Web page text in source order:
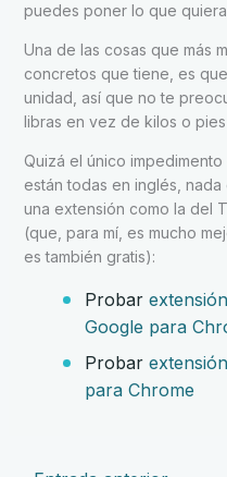
puedes poner lo que
Una de las cosas que más
concretos que tiene, es
unidad, así que no te
libras en vez de kilos o
Quizá el único
están todas en inglés,
una extensión como la del
(que, para mí, es mucho
es también gratis):
Probar
Google para
Probar
para Chrome